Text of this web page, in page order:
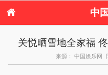
中
电视剧
演唱会
关悦晒雪地全家福
来源： 中国娱乐网